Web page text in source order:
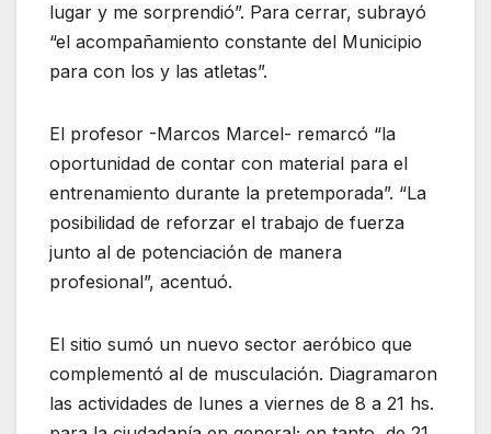
lugar y me sorprendió”. Para cerrar, subrayó
“el acompañamiento constante del Municipio
para con los y las atletas”.
El profesor -Marcos Marcel- remarcó “la
oportunidad de contar con material para el
entrenamiento durante la pretemporada”. “La
posibilidad de reforzar el trabajo de fuerza
junto al de potenciación de manera
profesional”, acentuó.
El sitio sumó un nuevo sector aeróbico que
complementó al de musculación. Diagramaron
las actividades de lunes a viernes de 8 a 21 hs.